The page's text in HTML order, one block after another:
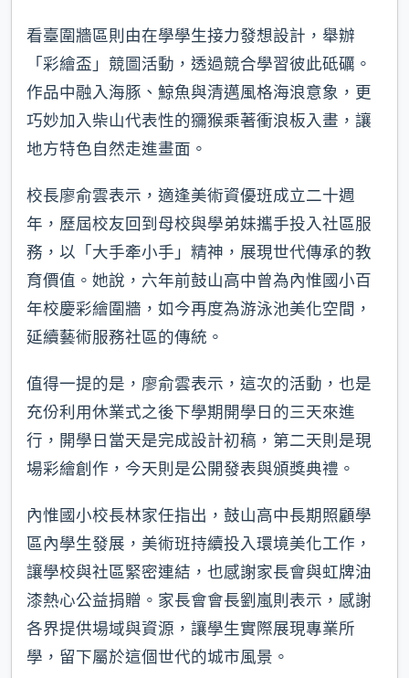
看臺圍牆區則由在學學生接力發想設計，舉辦
「彩繪盃」競圖活動，透過競合學習彼此砥礪。
作品中融入海豚、鯨魚與清邁風格海浪意象，更
巧妙加入柴山代表性的獼猴乘著衝浪板入畫，讓
地方特色自然走進畫面。
校長廖俞雲表示，適逢美術資優班成立二十週
年，歷屆校友回到母校與學弟妹攜手投入社區服
務，以「大手牽小手」精神，展現世代傳承的教
育價值。她說，六年前鼓山高中曾為內惟國小百
年校慶彩繪圍牆，如今再度為游泳池美化空間，
延續藝術服務社區的傳統。
值得一提的是，廖俞雲表示，這次的活動，也是
充份利用休業式之後下學期開學日的三天來進
行，開學日當天是完成設計初稿，第二天則是現
場彩繪創作，今天則是公開發表與頒獎典禮。
內惟國小校長林家任指出，鼓山高中長期照顧學
區內學生發展，美術班持續投入環境美化工作，
讓學校與社區緊密連結，也感謝家長會與虹牌油
漆熱心公益捐贈。家長會會長劉嵐則表示，感謝
各界提供場域與資源，讓學生實際展現專業所
學，留下屬於這個世代的城市風景。